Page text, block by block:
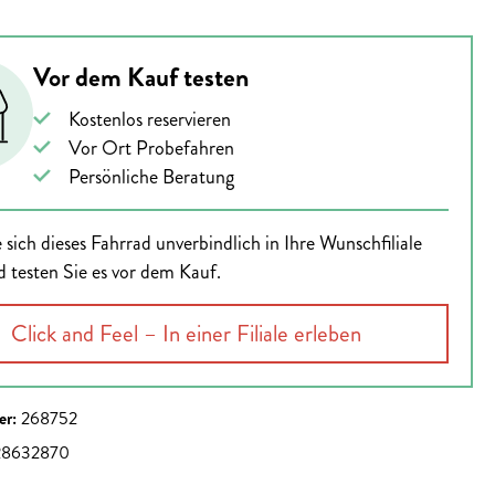
Vor dem Kauf testen
Kostenlos reservieren
Vor Ort Probefahren
Persönliche Beratung
sich dieses Fahrrad unverbindlich in Ihre Wunschfiliale
testen Sie es vor dem Kauf.
Click and Feel – In einer Filiale erleben
268752